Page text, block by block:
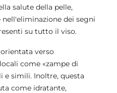
salute della pelle,
dei segni
su tutto il viso.
verso
come «zampe di
e simili. Inoltre, questa
come idratante,